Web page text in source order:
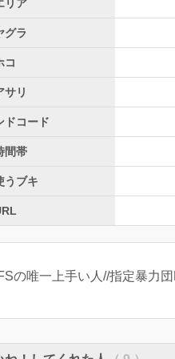
リア
グラ
コ
サリ
ドコード
間帯
うブキ
の唯一上手い人//指定暴力団